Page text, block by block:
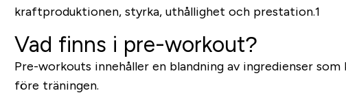
kraftproduktionen, styrka, uthållighet och prestation.1
Vad finns i pre-workout?
Pre-workouts innehåller en blandning av ingredienser
före träningen.